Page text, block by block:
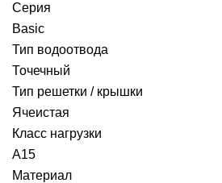
Серия
Basic
Тип водоотвода
Точечный
Тип решетки / крышки
Ячеистая
Класс нагрузки
A15
Материал